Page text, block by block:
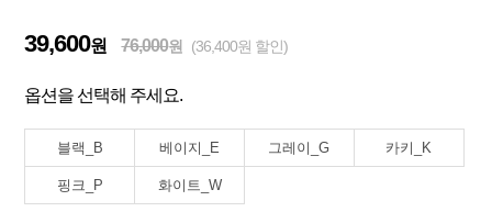
39,600원 76,000원 (36,400원 할인)
옵션을 선택해 주세요.
블랙_B 베이지_E 그레이_G 카키_K
핑크_P 화이트_W